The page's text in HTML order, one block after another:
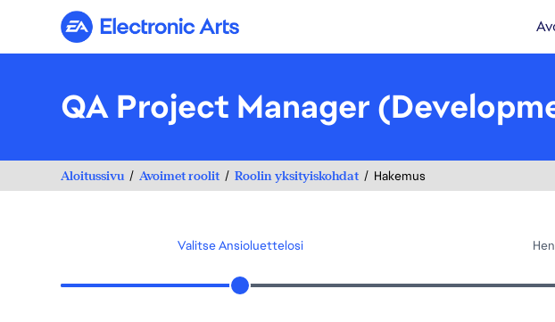
Electronic Arts
QA Project Manager
Aloitussivu Avoimet roolit Roolin yksityiskohdat Hakemus
Valitse Ansioluettelosi